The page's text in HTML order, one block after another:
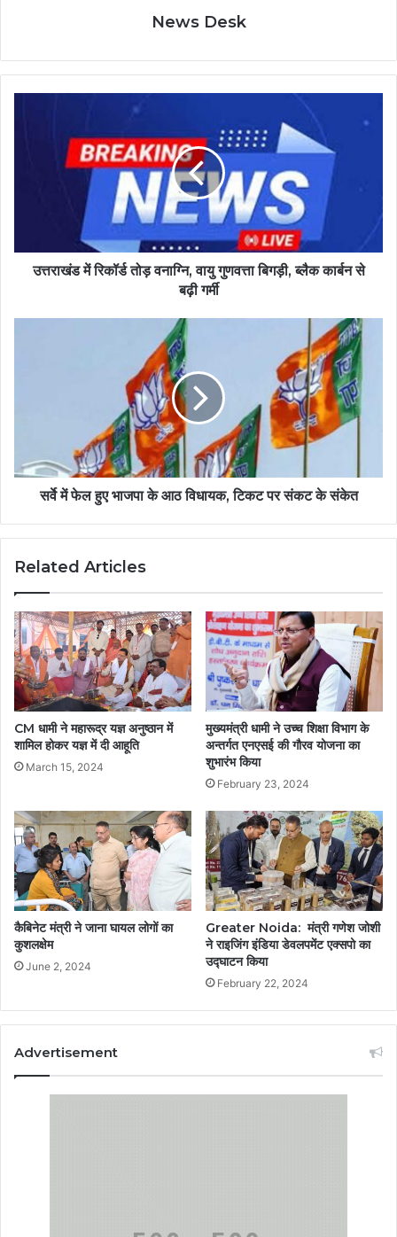
News Desk
उत्तराखंड में रिकॉर्ड तोड़ वनाग्नि, वायु गुणवत्ता बिगड़ी, ब्लैक कार्बन से
बढ़ी गर्मी
सर्वे में फेल हुए भाजपा के आठ विधायक, टिकट पर संकट के संकेत
Related Articles
CM धामी ने महारूद्र यज्ञ अनुष्ठान में
शामिल होकर यज्ञ में दी आहूति
March 15, 2024
मुख्यमंत्री धामी ने उच्च शिक्षा विभाग के
अन्तर्गत एनएसई की गौरव योजना का
शुभारंभ किया
February 23, 2024
कैबिनेट मंत्री ने जाना घायल लोगों का
कुशलक्षेम
June 2, 2024
Greater Noida: मंत्री गणेश जोशी
ने राइजिंग इंडिया डेवलपमेंट एक्सपो का
उद्घाटन किया
February 22, 2024
Advertisement